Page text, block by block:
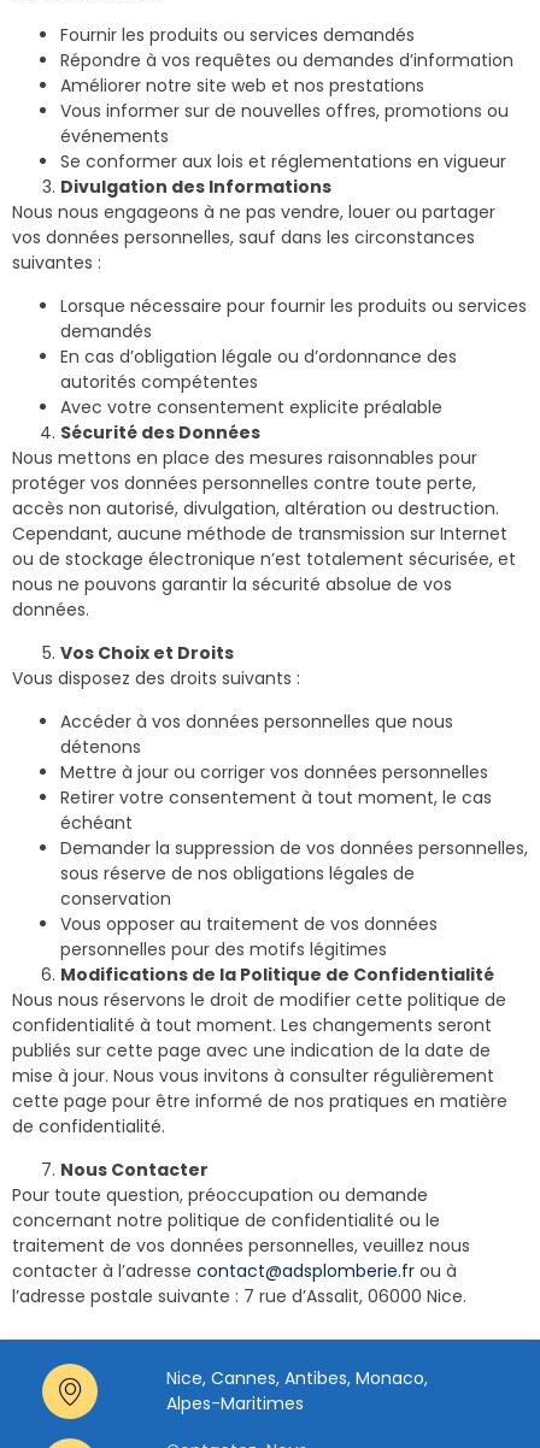
Fournir les produits ou services demandés
Répondre à vos requêtes ou demandes d’information
Améliorer notre site web et nos prestations
Vous informer sur de nouvelles offres, promotions ou
événements
Se conformer aux lois et réglementations en vigueur
Divulgation des Informations
Nous nous engageons à ne pas vendre, louer ou partager
vos données personnelles, sauf dans les circonstances
suivantes :
Lorsque nécessaire pour fournir les produits ou services
demandés
En cas d’obligation légale ou d’ordonnance des
autorités compétentes
Avec votre consentement explicite préalable
Sécurité des Données
Nous mettons en place des mesures raisonnables pour
protéger vos données personnelles contre toute perte,
accès non autorisé, divulgation, altération ou destruction.
Cependant, aucune méthode de transmission sur Internet
ou de stockage électronique n’est totalement sécurisée, et
nous ne pouvons garantir la sécurité absolue de vos
données.
Vos Choix et Droits
Vous disposez des droits suivants :
Accéder à vos données personnelles que nous
détenons
Mettre à jour ou corriger vos données personnelles
Retirer votre consentement à tout moment, le cas
échéant
Demander la suppression de vos données personnelles,
sous réserve de nos obligations légales de
conservation
Vous opposer au traitement de vos données
personnelles pour des motifs légitimes
Modifications de la Politique de Confidentialité
Nous nous réservons le droit de modifier cette politique de
confidentialité à tout moment. Les changements seront
publiés sur cette page avec une indication de la date de
mise à jour. Nous vous invitons à consulter régulièrement
cette page pour être informé de nos pratiques en matière
de confidentialité.
Nous Contacter
Pour toute question, préoccupation ou demande
concernant notre politique de confidentialité ou le
traitement de vos données personnelles, veuillez nous
contacter à l’adresse contact@adsplomberie.fr ou à
l’adresse postale suivante : 7 rue d’Assalit, 06000 Nice.
Nice, Cannes, Antibes, Monaco,
Alpes-Maritimes